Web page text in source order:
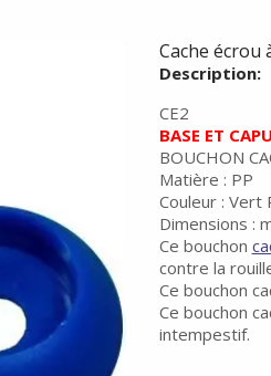
Cache écrou
Description:
CE2
BASE ET
BOUCHON
Matière : PP
Couleur : Vert
Dimensions :
Ce bouchon
contre la
Ce bouchon
Ce bouchon
intempestif.